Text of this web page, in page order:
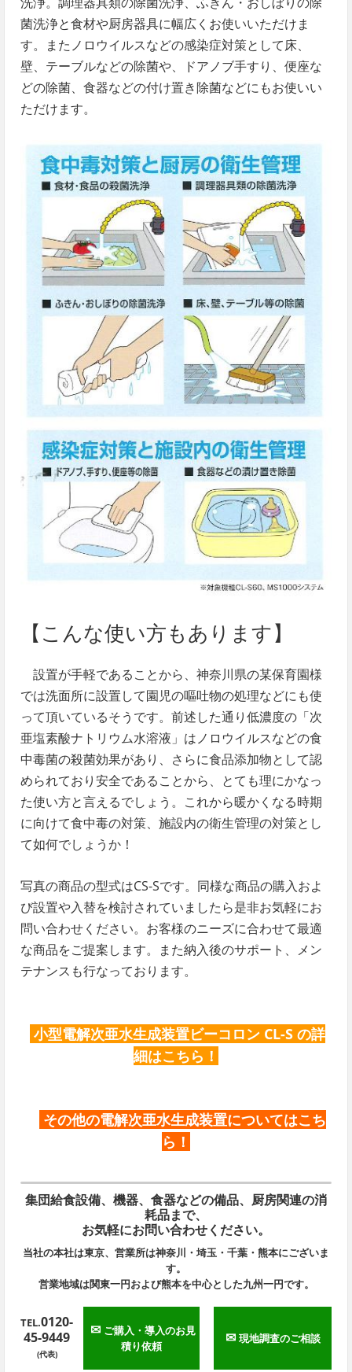
菌洗浄と食材や厨房器具に幅広くお使いいただけま
す。またノロウイルスなどの感染症対策として床、
壁、テーブルなどの除菌や、ドアノブ手すり、便座な
どの除菌、食器などの付け置き除菌などにもお使いい
ただけます。
【こんな使い方もあります】
設置が手軽であることから、神奈川県の某保育園様
では洗面所に設置して園児の嘔吐物の処理などにも使
って頂いているそうです。前述した通り低濃度の「次
亜塩素酸ナトリウム水溶液」はノロウイルスなどの食
中毒菌の殺菌効果があり、さらに食品添加物として認
められており安全であることから、とても理にかなっ
た使い方と言えるでしょう。これから暖かくなる時期
に向けて食中毒の対策、施設内の衛生管理の対策とし
て如何でしょうか！
写真の商品の型式はCS-Sです。同様な商品の購入およ
び設置や入替を検討されていましたら是非お気軽にお
問い合わせください。お客様のニーズに合わせて最適
な商品をご提案します。また納入後のサポート、メン
テナンスも行なっております。
小型電解次亜水生成装置ビーコロン CL-S の詳
細はこちら！
その他の電解次亜水生成装置についてはこち
ら ！
集団給食設備、機器、食器などの備品、厨房関連の消
耗品まで、
お気軽にお問い合わせください。
当社の本社は東京、営業所は神奈川・埼玉・千葉・熊本にございま
す。
営業地域は関東一円および熊本を中心とした九州一円です。
TEL.0120-
45-9449
(代表)
✉ ご購入・導入のお見
積り依頼
✉ 現地調査のご相談